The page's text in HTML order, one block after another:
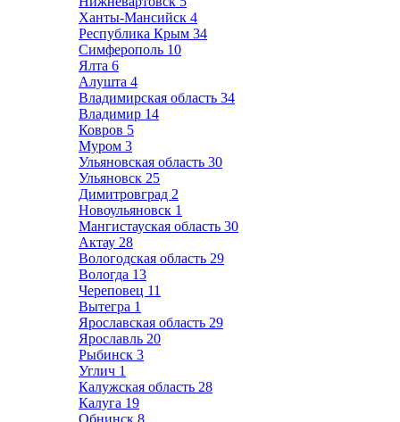
Ханты-Мансийск 4
Республика Крым 34
Симферополь 10
Ялта 6
Алушта 4
Владимирская область 34
Владимир 14
Ковров 5
Муром 3
Ульяновская область 30
Ульяновск 25
Димитровград 2
Новоульяновск 1
Мангистауская область 30
Актау 28
Вологодская область 29
Вологда 13
Череповец 11
Вытегра 1
Ярославская область 29
Ярославль 20
Рыбинск 3
Углич 1
Калужская область 28
Калуга 19
Обнинск 8